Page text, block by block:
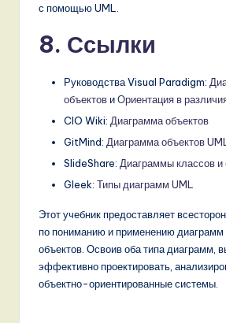
с помощью UML.
8. Ссылки
Руководства Visual Paradigm:
объектовиОриентация в
CIO Wiki: Диаграмма объектов
GitMind: Диаграмма объектов UML
SlideShare: Диаграммы классов и
Gleek: Типы диаграмм UML
Этот учебник предоставляет
по пониманию и применению диаграмм
объектов. Освоив оба типа диаграмм,
эффективно проектировать,
объектно-ориентированные системы.